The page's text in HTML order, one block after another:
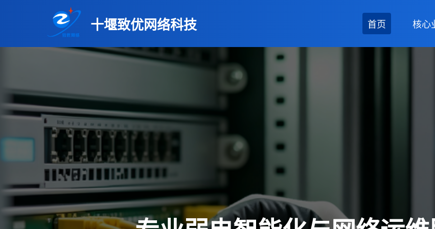
十堰致优网络科技 首页 核心